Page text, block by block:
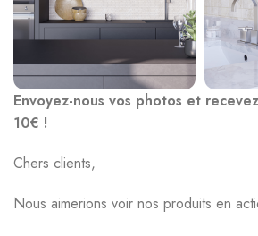
Envoyez-nous vos photos et
10€ !
Chers clients,
Nous aimerions voir nos produits en